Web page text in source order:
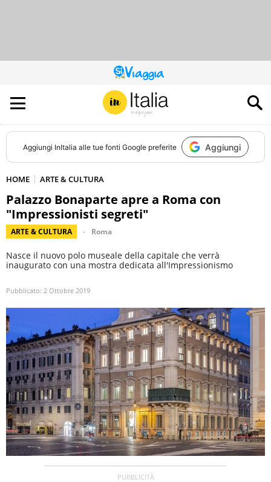
QUESTO
SITO
CONTRIBUISCE
ALL’AUDIENCE
DI
Aggiungi InItalia alle tue fonti Google preferite Aggiungi
HOME ARTE & CULTURA
Palazzo Bonaparte apre a Roma con
"Impressionisti segreti"
ARTE & CULTURA Roma
Nasce il nuovo polo museale della capitale che verrà
inaugurato con una mostra dedicata all'Impressionismo
Pubblicato: 2 Ottobre 2019